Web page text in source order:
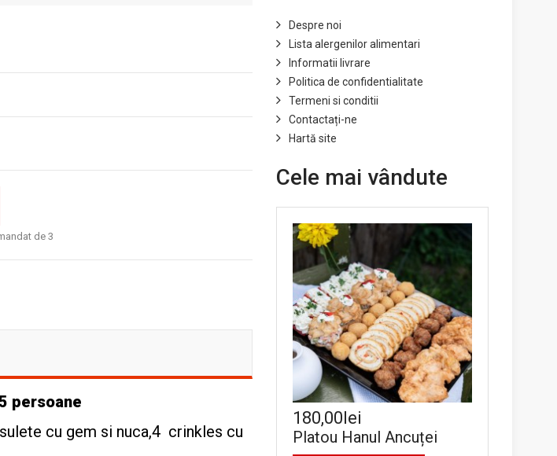
de 3
persoane
cu gem si nuca,4 crinkles cu
Despre noi
Lista alergenilor alimentari
Informatii livrare
Politica de confidentialitate
Termeni si conditii
Contactați-ne
Hartă site
Cele mai vândute
180,00lei
Platou Hanul Ancuței